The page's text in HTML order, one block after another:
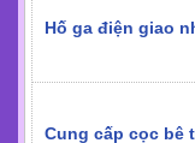
Hố ga điện giao
Cung cấp cọc bê